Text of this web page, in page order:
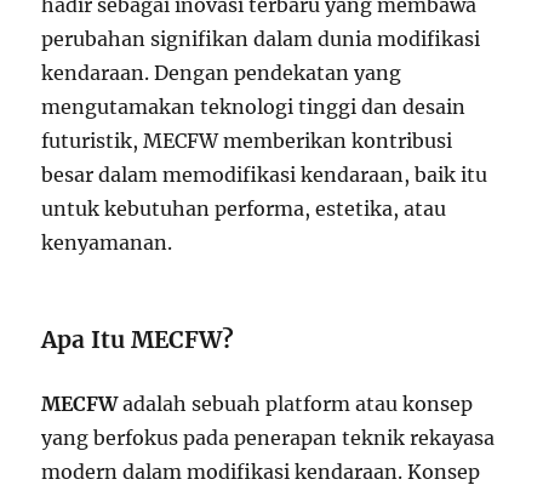
hadir sebagai inovasi terbaru yang membawa
perubahan signifikan dalam dunia modifikasi
kendaraan. Dengan pendekatan yang
mengutamakan teknologi tinggi dan desain
futuristik, MECFW memberikan kontribusi
besar dalam memodifikasi kendaraan, baik itu
untuk kebutuhan performa, estetika, atau
kenyamanan.
Apa Itu MECFW?
MECFWadalah sebuah platform atau konsep
yang berfokus pada penerapan teknik rekayasa
modern dalam modifikasi kendaraan. Konsep